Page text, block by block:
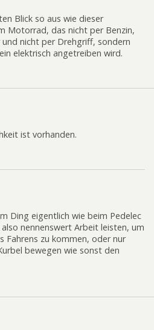
Blick so aus wie dieser
Motorrad, das nicht per Benzin,
nicht per Drehgriff, sondern
elektrisch angetreiben wird.
ist vorhanden.
Ding eigentlich wie beim Pedelec
also nennenswert Arbeit leisten, um
Fahrens zu kommen, oder nur
bewegen wie sonst den